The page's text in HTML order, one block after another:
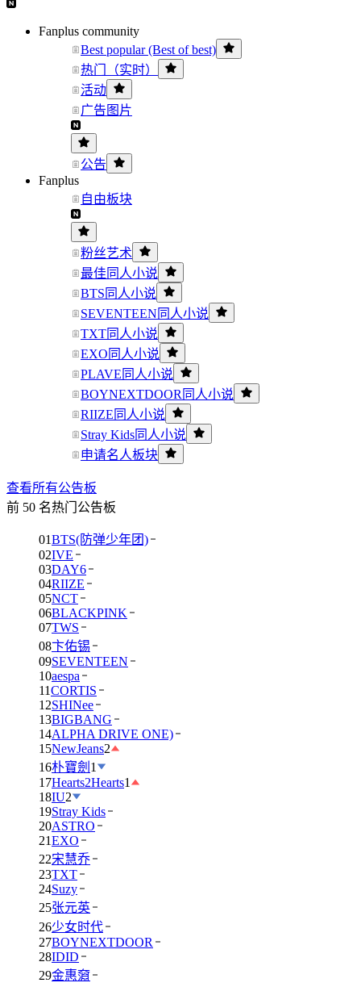
Fanplus community
Best popular (Best of best)
热门（实时）
活动
广告图片
公告
Fanplus
自由板块
粉丝艺术
最佳同人小说
BTS同人小说
SEVENTEEN同人小说
TXT同人小说
EXO同人小说
PLAVE同人小说
BOYNEXTDOOR同人小说
RIIZE同人小说
Stray Kids同人小说
申请名人板块
查看所有公告板
前 50 名热门公告板
01BTS(防弹少年团)
02IVE
03DAY6
04RIIZE
05NCT
06BLACKPINK
07TWS
08卞佑锡
09SEVENTEEN
10aespa
11CORTIS
12SHINee
13BIGBANG
14ALPHA DRIVE ONE)
15NewJeans2
16朴寶劍 1
17Hearts2Hearts1
18IU2
19Stray Kids
20ASTRO
21EXO
22宋慧乔
23TXT
24Suzy
25张元英
26少女时代
27BOYNEXTDOOR
28IDID
29金惠奫